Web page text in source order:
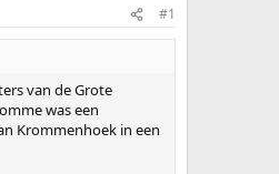
#1
van de Grote
was een
Krommenhoek in een